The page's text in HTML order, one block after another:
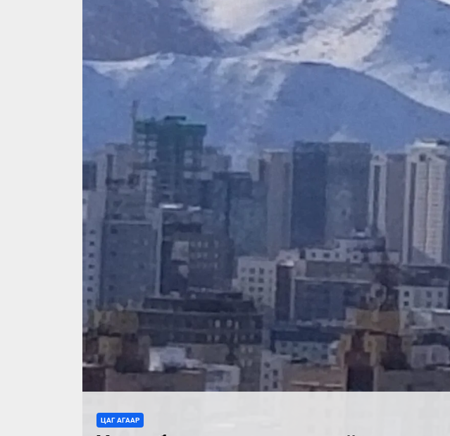
ЦАГ АГААР